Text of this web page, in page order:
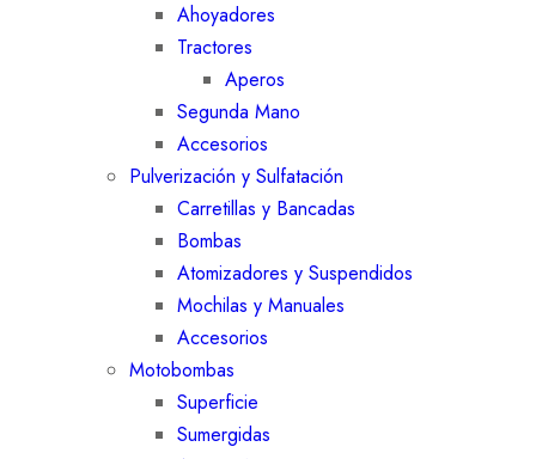
Ahoyadores
Tractores
Aperos
Segunda Mano
Accesorios
Pulverización y Sulfatación
Carretillas y Bancadas
Bombas
Atomizadores y Suspendidos
Mochilas y Manuales
Accesorios
Motobombas
Superficie
Sumergidas